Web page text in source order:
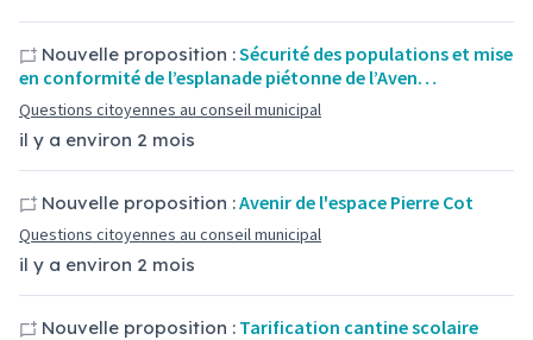
il y a environ 2 mois
Nouvelle proposition :Sécurité des populations et mise
en conformité de l’esplanade piétonne de l’Aven…
Questions citoyennes au conseil municipal
il y a environ 2 mois
Nouvelle proposition :Avenir de l'espace Pierre Cot
Questions citoyennes au conseil municipal
Nouvelle proposition : Tarification cantine scolaire